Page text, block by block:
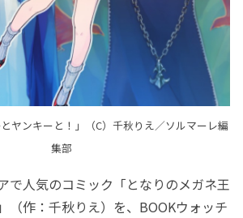
ヤンキーと！」（C）千秋りえ／ソルマーレ編
集部
で人気のコミック「となりのメガネ王
（作：千秋りえ）を、BOOKウォッチ